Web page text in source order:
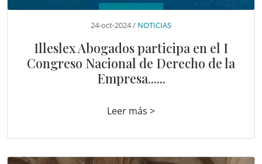
24-oct-2024 / NOTICIAS
Illeslex Abogados participa en el I
Congreso Nacional de Derecho de la
Empresa......
Leer más >